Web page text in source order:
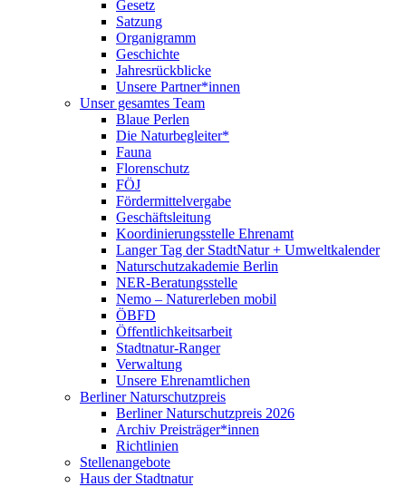
Gesetz
Satzung
Organigramm
Geschichte
Jahresrückblicke
Unsere Partner*innen
Unser gesamtes Team
Blaue Perlen
Die Naturbegleiter*
Fauna
Florenschutz
FÖJ
Fördermittelvergabe
Geschäftsleitung
Koordinierungsstelle Ehrenamt
Langer Tag der StadtNatur + Umweltkalender
Naturschutzakademie Berlin
NER-Beratungsstelle
Nemo – Naturerleben mobil
ÖBFD
Öffentlichkeitsarbeit
Stadtnatur-Ranger
Verwaltung
Unsere Ehrenamtlichen
Berliner Naturschutzpreis
Berliner Naturschutzpreis 2026
Archiv Preisträger*innen
Richtlinien
Stellenangebote
Haus der Stadtnatur